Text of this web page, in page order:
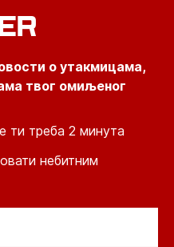
о утакмицама,
твог омиљеног
ти треба 2 минута
небитним